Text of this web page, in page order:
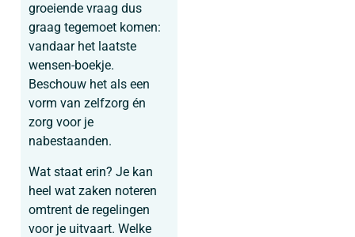
groeiende vraag dus
graag tegemoet komen:
vandaar het laatste
wensen-boekje.
Beschouw het als een
vorm van zelfzorg én
zorg voor je
nabestaanden.
Wat staat erin? Je kan
heel wat zaken noteren
omtrent de regelingen
voor je uitvaart. Welke